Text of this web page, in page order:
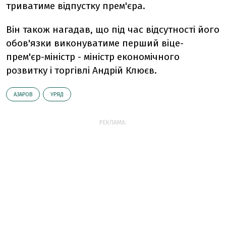
триватиме відпустку прем'єра.
Він також нагадав, що під час відсутності його
обов'язки виконуватиме перший віце-
прем'єр-міністр - міністр економічного
розвитку і торгівлі Андрій Клюєв.
АЗАРОВ УРЯД
РЕКЛАМА: